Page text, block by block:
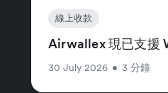
線上收款
Airwallex 現已支援
30 July 2026 • 3 分鐘